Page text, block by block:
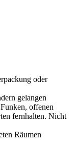
oder
gelangen
offenen
fernhalten. Nicht
Räumen